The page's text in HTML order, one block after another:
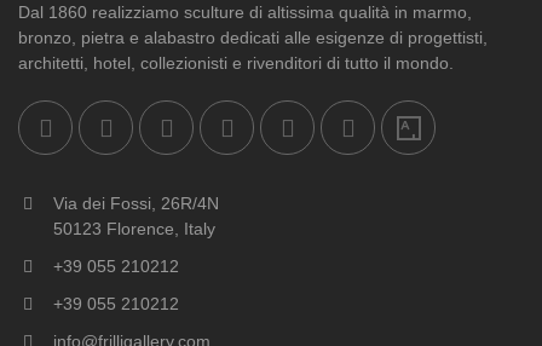
Dal 1860 realizziamo sculture di altissima qualità in marmo,
bronzo, pietra e alabastro dedicati alle esigenze di progettisti,
architetti, hotel, collezionisti e rivenditori di tutto il mondo.
Via dei Fossi, 26R/4N
50123 Florence, Italy
+39 055 210212
+39 055 210212
info@frilligallery.com